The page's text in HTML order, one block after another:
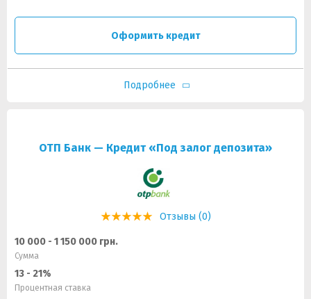
Оформить кредит
Подробнее
ОТП Банк — Кредит «Под залог депозита»
Отзывы (0)
10 000 - 1 150 000 грн.
Сумма
13 - 21%
Процентная ставка